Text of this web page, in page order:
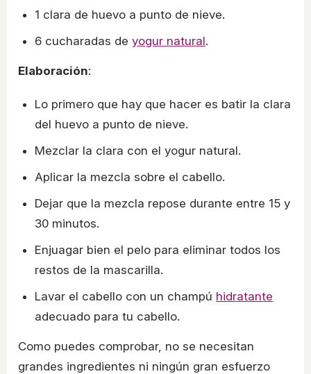
1 clara de huevo a punto de nieve.
6 cucharadas de yogur natural.
Elaboración:
Lo primero que hay que hacer es batir la clara
del huevo a punto de nieve.
Mezclar la clara con el yogur natural.
Aplicar la mezcla sobre el cabello.
Dejar que la mezcla repose durante entre 15 y
30 minutos.
Enjuagar bien el pelo para eliminar todos los
restos de la mascarilla.
Lavar el cabello con un champú hidratante
adecuado para tu cabello.
Como puedes comprobar, no se necesitan
grandes ingredientes ni ningún gran esfuerzo